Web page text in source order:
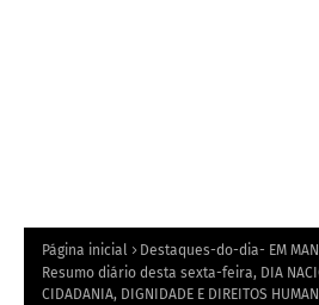
Página inicial Destaques-do-dia- EM
Resumo diário desta sexta-feira, DIA
CIDADANIA, DIGNIDADE E DIREITOS